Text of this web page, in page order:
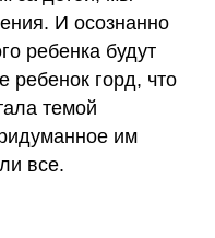
И осознанно
ребенка будут
ребенок горд, что
темой
им
все.